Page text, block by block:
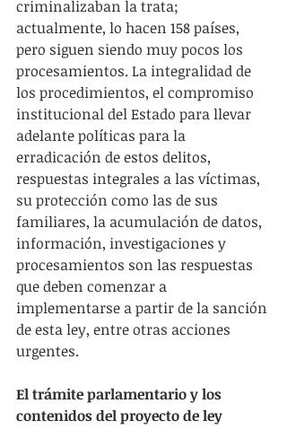
criminalizaban la trata;
actualmente, lo hacen 158 países,
pero siguen siendo muy pocos los
procesamientos. La integralidad de
los procedimientos, el compromiso
institucional del Estado para llevar
adelante políticas para la
erradicación de estos delitos,
respuestas integrales a las víctimas,
su protección como las de sus
familiares, la acumulación de datos,
información, investigaciones y
procesamientos son las respuestas
que deben comenzar a
implementarse a partir de la sanción
de esta ley, entre otras acciones
urgentes.
El trámite parlamentario y los
contenidos del proyecto de ley